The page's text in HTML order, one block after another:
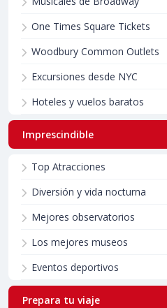
One Times Square Tickets
Woodbury Common Outlets
Excursiones desde NYC
Hoteles y vuelos baratos
Imprescindible
Top Atracciones
Diversión y vida nocturna
Mejores observatorios
Los mejores museos
Eventos deportivos
Prepara tu viaje